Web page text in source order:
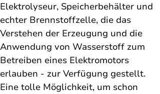
Elektrolyseur, Speicherbehälter und
echter Brennstoffzelle, die das
Verstehen der Erzeugung und die
Anwendung von Wasserstoff zum
Betreiben eines Elektromotors
erlauben - zur Verfügung gestellt.
Eine tolle Möglichkeit, um schon